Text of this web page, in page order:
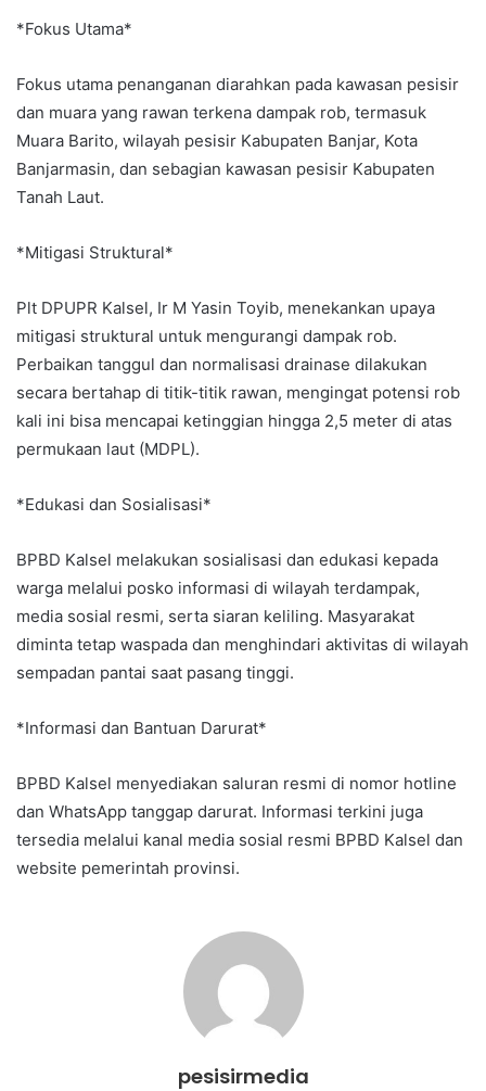
*Fokus Utama*
Fokus utama penanganan diarahkan pada kawasan pesisir
dan muara yang rawan terkena dampak rob, termasuk
Muara Barito, wilayah pesisir Kabupaten Banjar, Kota
Banjarmasin, dan sebagian kawasan pesisir Kabupaten
Tanah Laut.
*Mitigasi Struktural*
Plt DPUPR Kalsel, Ir M Yasin Toyib, menekankan upaya
mitigasi struktural untuk mengurangi dampak rob.
Perbaikan tanggul dan normalisasi drainase dilakukan
secara bertahap di titik-titik rawan, mengingat potensi rob
kali ini bisa mencapai ketinggian hingga 2,5 meter di atas
permukaan laut (MDPL).
*Edukasi dan Sosialisasi*
BPBD Kalsel melakukan sosialisasi dan edukasi kepada
warga melalui posko informasi di wilayah terdampak,
media sosial resmi, serta siaran keliling. Masyarakat
diminta tetap waspada dan menghindari aktivitas di wilayah
sempadan pantai saat pasang tinggi.
*Informasi dan Bantuan Darurat*
BPBD Kalsel menyediakan saluran resmi di nomor hotline
dan WhatsApp tanggap darurat. Informasi terkini juga
tersedia melalui kanal media sosial resmi BPBD Kalsel dan
website pemerintah provinsi.
pesisirmedia